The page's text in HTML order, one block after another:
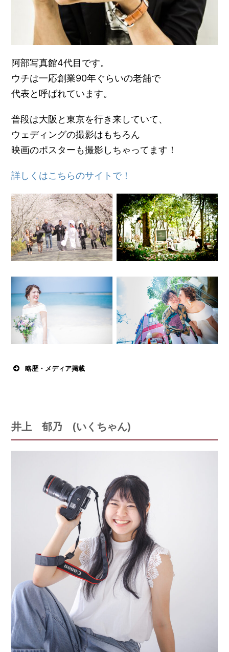
阿部写真館4代目です。
ウチは一応創業90年ぐらいの老舗で
代表と呼ばれています。
普段は大阪と東京を行き来していて、
ウェディングの撮影はもちろん
映画のポスターも撮影しちゃってます！
詳しくはこちらのサイトで！
略歴・メディア掲載
1998年
2002年
2004年
2005年
井上 郁乃 (いくちゃん)